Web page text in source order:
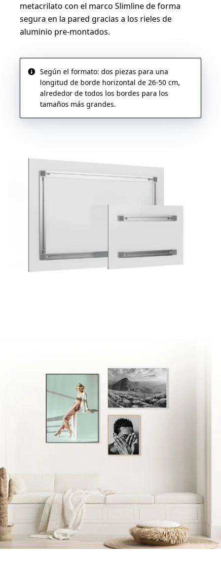
metacrilato con el marco Slimline de forma
segura en la pared gracias a los rieles de
aluminio pre-montados.
Según el formato: dos piezas para una
longitud de borde horizontal de 26-50 cm,
alrededor de todos los bordes para los
tamaños más grandes.